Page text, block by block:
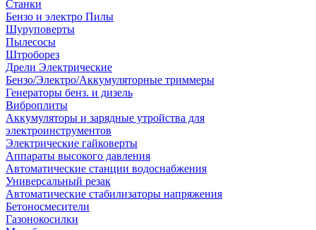
Станки
Бензо и электро Пилы
Шуруповерты
Пылесосы
Штроборез
Дрели Электрические
Бензо/Электро/Аккумуляторные триммеры
Генераторы бенз. и дизель
Виброплиты
Аккумуляторы и зарядные утройства для
электроинструментов
Электрические гайковерты
Аппараты высокого давления
Автоматические станции водоснабжения
Универсальный резак
Автоматические стабилизаторы напряжения
Бетоносмесители
Газонокосилки